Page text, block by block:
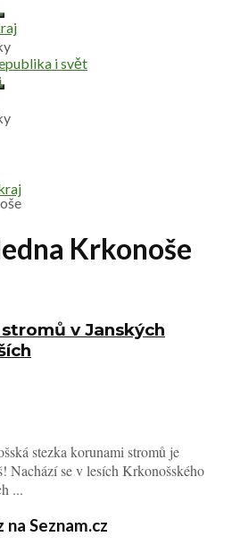
Krkonoše
v Janských
stezka korunami stromů je
Nachází se v lesích Krkonošského
...
Seznam.cz